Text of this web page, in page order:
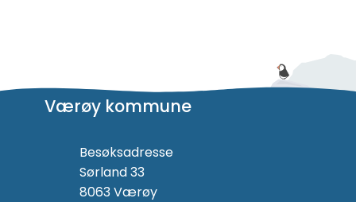
Værøy kommune
Besøksadresse
Sørland 33
8063 Værøy